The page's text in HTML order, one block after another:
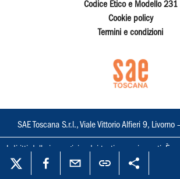
Codice Etico e Modello 231
Cookie policy
Termini e condizioni
SAE Toscana S.r.l., Viale Vittorio Alfieri 9,
I diritti delle immagini e dei testi sono riservati. È
loro riproduzione con qualsiasi mezzo e